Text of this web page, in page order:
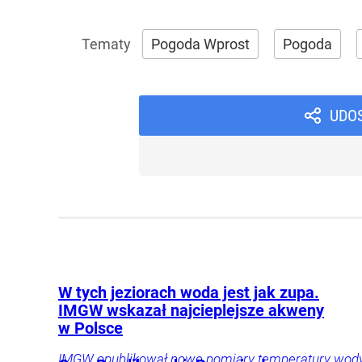
Pogoda Wprost Pogoda
W tych jeziorach woda jest jak zupa.
IMGW wskazał najcieplejsze akweny
w Polsce
IMGW opublikował nowe pomiary temperatury